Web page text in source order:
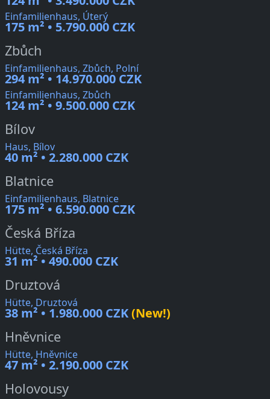
Einfamilienhaus, Úterý
175 m² • 5.790.000 CZK
Zbůch
Einfamilienhaus, Zbůch, Polní
294 m² • 14.970.000 CZK
Einfamilienhaus, Zbůch
124 m² • 9.500.000 CZK
Bílov
Haus, Bílov
40 m² • 2.280.000 CZK
Blatnice
Einfamilienhaus, Blatnice
175 m² • 6.590.000 CZK
Česká Bříza
Hütte, Česká Bříza
31 m² • 490.000 CZK
Druztová
Hütte, Druztová
38 m² • 1.980.000 CZK(New!)
Hněvnice
Hütte, Hněvnice
47 m² • 2.190.000 CZK
Holovousy